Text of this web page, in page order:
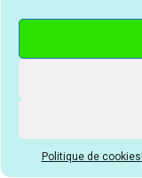
Politique de cookies